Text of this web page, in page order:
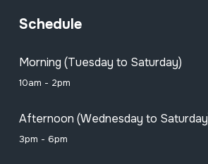
Schedule
Morning (Tuesday to Saturday)
10am - 2pm
Afternoon (Wednesday to
3pm - 6pm